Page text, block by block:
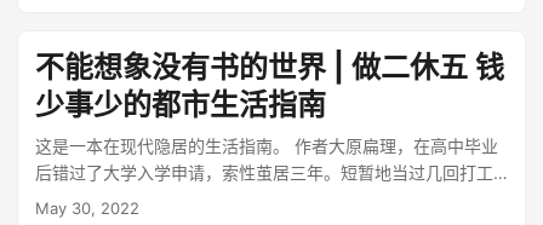
（https://xuzhenyang.github.io/），本身就是一个简单的
html 文件，以卡片的形式整理内容，做好链接串联。也有考虑
用 flomo，但是图片、代码的嵌入还是 wiki 更合适一些。有了
知识库，就可以不定期回顾整个知识体系，对面试、工作都有
帮助，长此以往，也有助于“认知进阶”。
别了解的蛋堡、剃刀蒋、米奇、熊仔、Starr Chen，其他几位
也都略有耳闻，都是赫赫有名的金曲制作人。 《SampleThis》
S01E02，那一期的制作人是还名不见经传的 Jerry Li 李权哲，
看节目的时候，这个会多种乐器、弹贝斯和吉他灵动到出窍的
全能年轻小伙让我印象深刻，后来发行的两张专辑也是好听到
爆，而就在今年的 7 月，凭借新专辑斩获了第 33 届金曲的最
拿出来翻了翻，实际上还真有点若有若无的联系。 这本书呢，
是一个虚构的故事，但写的是作者真实的内心经历。一个男子
开着车迷了路，经过一大段无人的荒路，遇到了一家名为“你为
什么来这里”的咖啡馆，菜单上不是吃的，而是三个问题：你为
什么来这里？你害怕死亡吗？你满足吗？男子开始思考人生。
听上去是不是有点“鸡汤”或是哲学？我们先来简单聊聊书中的内
容吧。 第一个问题，你为什么来这里？ 其实就是在扪心自问，
不能想象没有书的世界 | 做二休五 钱
少事少的都市生活指南
这是一本在现代隐居的生活指南。 作者大原扁理，在高中毕业
后错过了大学入学申请，索性茧居三年。短暂地当过几回打工
仔，在经历了每天 12 小时的痛苦工作和加班，领悟到这样的生
May 30, 2022